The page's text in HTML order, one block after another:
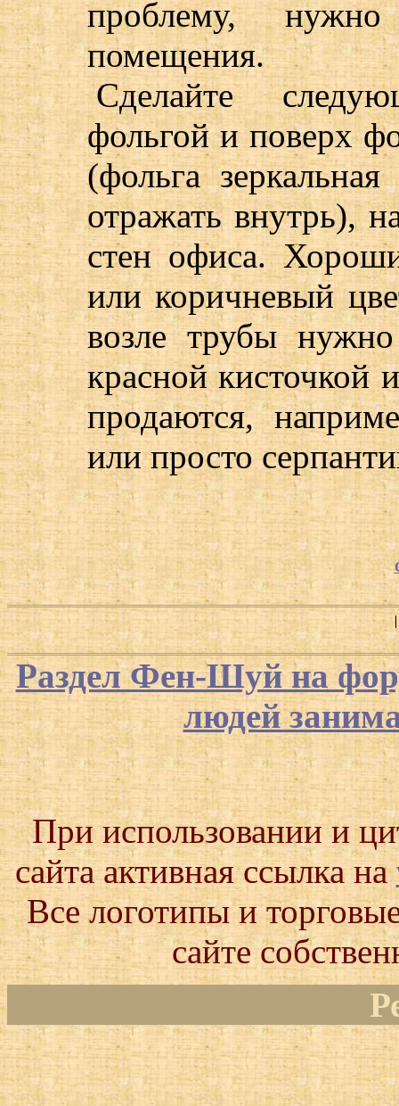
проблему,
помещения.
Сделайте
фольгой и поверх
(фольга
отражать внутрь),
стен офиса.
или коричневый
возле трубы
красной кисточкой
продаются,
или просто
Раздел Фен-Шуй на
людей
При использовании и
сайта активная ссылка на
Все логотипы и
сайте